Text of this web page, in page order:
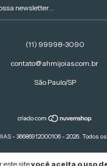
este sitevocê aceita o uso
(11) 99998‑3090‬
contato@ahmijoias.com.br
São Paulo/SP
- 36686912000106 - 2026. Todos